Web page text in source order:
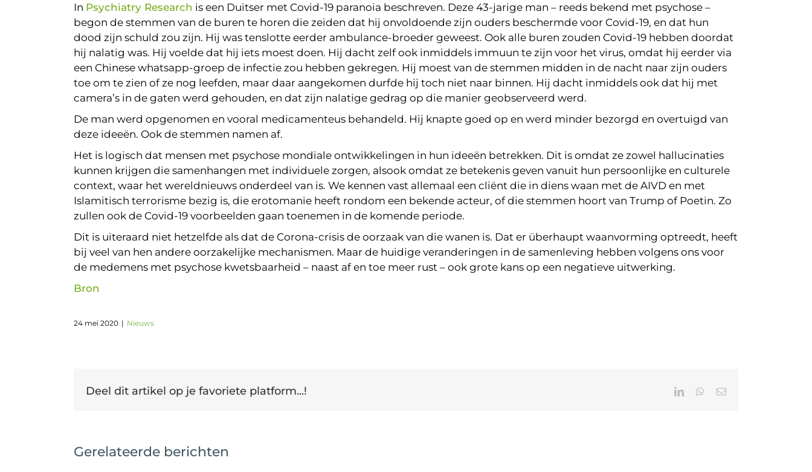
In Psychiatry Research is een Duitser met Covid-19 paranoia beschreven. Deze 43-jarige man – reeds bekend met psychose –
begon de stemmen van de buren te horen die zeiden dat hij onvoldoende zijn ouders beschermde voor Covid-19, en dat hun
dood zijn schuld zou zijn. Hij was tenslotte eerder ambulance-broeder geweest. Ook alle buren zouden Covid-19 hebben doordat
hij nalatig was. Hij voelde dat hij iets moest doen. Hij dacht zelf ook inmiddels immuun te zijn voor het virus, omdat hij eerder via
een Chinese whatsapp-groep de infectie zou hebben gekregen. Hij moest van de stemmen midden in de nacht naar zijn ouders
toe om te zien of ze nog leefden, maar daar aangekomen durfde hij toch niet naar binnen. Hij dacht inmiddels ook dat hij met
camera’s in de gaten werd gehouden, en dat zijn nalatige gedrag op die manier geobserveerd werd.
De man werd opgenomen en vooral medicamenteus behandeld. Hij knapte goed op en werd minder bezorgd en overtuigd van
deze ideeën. Ook de stemmen namen af.
Het is logisch dat mensen met psychose mondiale ontwikkelingen in hun ideeën betrekken. Dit is omdat ze zowel hallucinaties
kunnen krijgen die samenhangen met individuele zorgen, alsook omdat ze betekenis geven vanuit hun persoonlijke en culturele
context, waar het wereldnieuws onderdeel van is. We kennen vast allemaal een cliënt die in diens waan met de AIVD en met
Islamitisch terrorisme bezig is, die erotomanie heeft rondom een bekende acteur, of die stemmen hoort van Trump of Poetin. Zo
zullen ook de Covid-19 voorbeelden gaan toenemen in de komende periode.
Dit is uiteraard niet hetzelfde als dat de Corona-crisis de oorzaak van die wanen is. Dat er überhaupt waanvorming optreedt, heeft
bij veel van hen andere oorzakelijke mechanismen. Maar de huidige veranderingen in de samenleving hebben volgens ons voor
de medemens met psychose kwetsbaarheid – naast af en toe meer rust – ook grote kans op een negatieve uitwerking.
Bron
24 mei 2020 | Nieuws
Deel dit artikel op je favoriete platform...! LinkedInWhatsApp
E-
Gerelateerde berichten